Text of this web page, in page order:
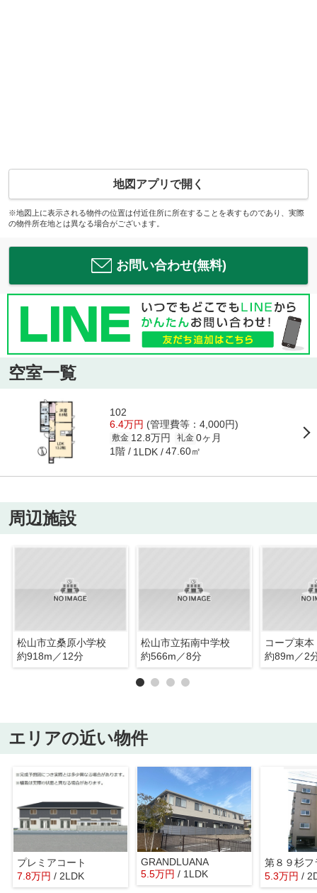
地図アプリで開く
※地図上に表示される物件の位置は付近住所に所在することを表すものであり、実際
の物件所在地とは異なる場合がございます。
お問い合わせ(無料)
空室一覧
102
6.4万円 (管理費等：4,000円)
敷金 12.8万円 礼金 0ヶ月
1階 1LDK 47.60㎡
周辺施設
松山市立桑原小学校
約918m／12分
松山市立拓南中学校
約566m／8分
コープ束本
約89m／2
エリアの近い物件
プレミアコート
7.8万円 / 2LDK
GRANDLUANA
5.5万円 / 1LDK
第８９杉フ
5.3万円 /